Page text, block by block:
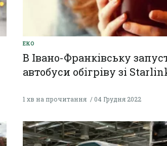
ЕКО
В Івано-Франківську
автобуси обігріву зі
1 хв на прочитання 04 Грудня 2022